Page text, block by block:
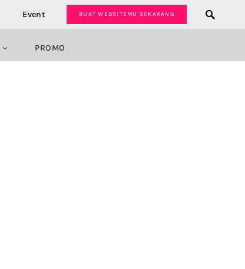
Event BUAT WEBSITEMU SEKARANG
PROMO